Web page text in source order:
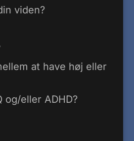
viden?
at have høj eller
og/eller ADHD?